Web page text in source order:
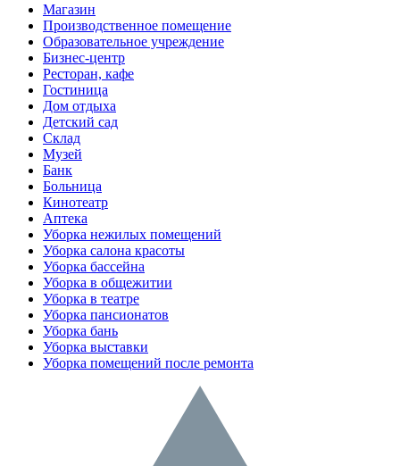
Магазин
Производственное помещение
Образовательное учреждение
Бизнес-центр
Ресторан, кафе
Гостиница
Дом отдыха
Детский сад
Склад
Музей
Банк
Больница
Кинотеатр
Аптека
Уборка нежилых помещений
Уборка салона красоты
Уборка бассейна
Уборка в общежитии
Уборка в театре
Уборка пансионатов
Уборка бань
Уборка выставки
Уборка помещений после ремонта